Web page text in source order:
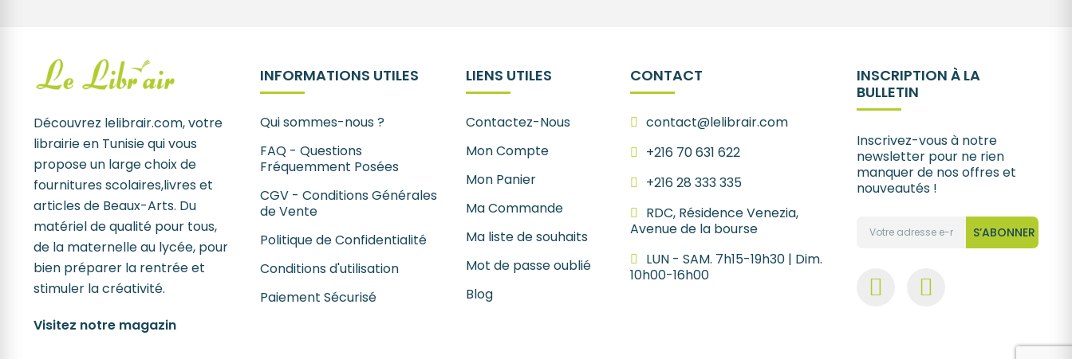
Découvrez lelibrair.com, votre
librairie en Tunisie qui vous
propose un large choix de
fournitures scolaires,livres et
articles de Beaux-Arts. Du
matériel de qualité pour tous,
de la maternelle au lycée, pour
bien préparer la rentrée et
stimuler la créativité.
Visitez notre magazin
INFORMATIONS UTILES
Qui sommes-nous ?
FAQ - Questions
Fréquemment Posées
CGV - Conditions Générales
de Vente
Politique de Confidentialité
Conditions d'utilisation
Paiement Sécurisé
LIENS UTILES
Contactez-Nous
Mon Compte
Mon Panier
Ma Commande
Ma liste de souhaits
Mot de passe oublié
Blog
CONTACT
contact@lelibrair.com
+216 70 631 622
+216 28 333 335
RDC, Résidence Venezia,
Avenue de la bourse
LUN - SAM. 7h15-19h30 | Dim.
10h00-16h00
INSCRIPTION À LA
BULLETIN
Inscrivez-vous à notre
newsletter pour ne rien
manquer de nos offres et
nouveautés !
S’ABONNER